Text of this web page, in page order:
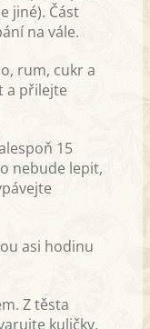
jiné). Část
na vále.
rum, cukr a
a přilejte
15
nebude lepit,
asi hodinu
Z těsta
kuličky.